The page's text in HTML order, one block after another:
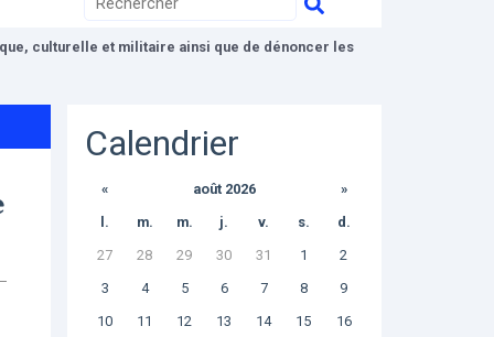
culturelle et militaire ainsi que de dénoncer les
Calendrier
« août 2026
»
l.
m. m. j. v. s.
d.
27
28 29 30 31 1
2
3
4 5 6 7 8
9
10
11 12 13 14 15
16